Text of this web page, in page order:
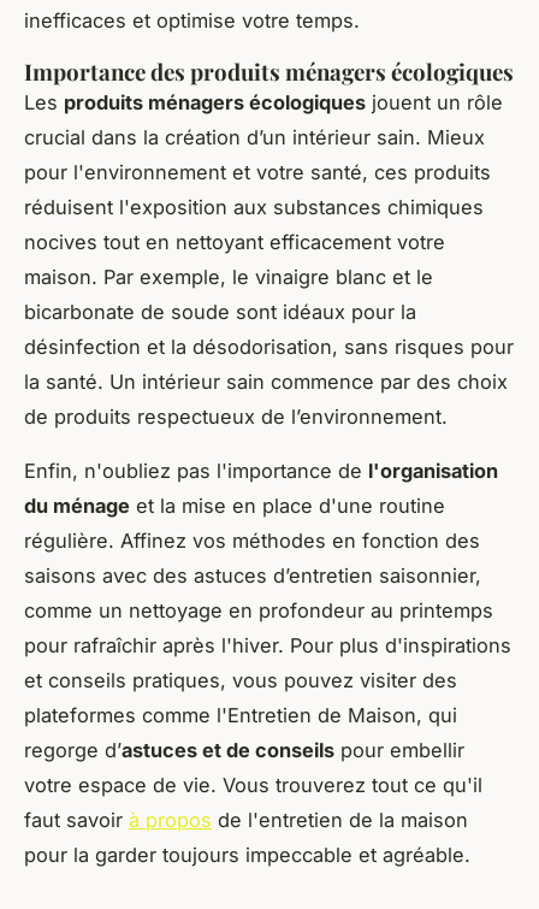
inefficaces et optimise votre temps.
Importance des produits ménagers écologiques
Les produits ménagers écologiques jouent un rôle
crucial dans la création d’un intérieur sain. Mieux
pour l'environnement et votre santé, ces produits
réduisent l'exposition aux substances chimiques
nocives tout en nettoyant efficacement votre
maison. Par exemple, le vinaigre blanc et le
bicarbonate de soude sont idéaux pour la
désinfection et la désodorisation, sans risques pour
la santé. Un intérieur sain commence par des choix
de produits respectueux de l’environnement.
Enfin, n'oubliez pas l'importance de l'organisation
du ménage et la mise en place d'une routine
régulière. Affinez vos méthodes en fonction des
saisons avec des astuces d’entretien saisonnier,
comme un nettoyage en profondeur au printemps
pour rafraîchir après l'hiver. Pour plus d'inspirations
et conseils pratiques, vous pouvez visiter des
plateformes comme l'Entretien de Maison, qui
regorge d’astuces et de conseils pour embellir
votre espace de vie. Vous trouverez tout ce qu'il
faut savoir à propos de l'entretien de la maison
pour la garder toujours impeccable et agréable.